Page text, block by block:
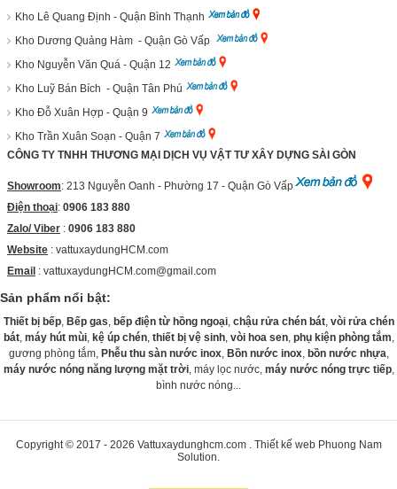
Kho Lê Quang Định - Quận Bình Thạnh
Kho Dương Quảng Hàm - Quận Gò Vấp
Kho Nguyễn Văn Quá - Quận 12
Kho Luỹ Bán Bích - Quận Tân Phú
Kho Đỗ Xuân Hợp - Quận 9
Kho Trần Xuân Soạn - Quận 7
CÔNG TY TNHH THƯƠNG MẠI DỊCH VỤ VẬT TƯ XÂY DỰNG SÀI GÒN
Showroom: 213 Nguyễn Oanh - Phường 17 - Quận Gò Vấp
Điện thoại: 0906 183 880
Zalo/ Viber : 0906 183 880
Website : vattuxaydungHCM.com
Email : vattuxaydungHCM.com@gmail.com
Sản phẩm nổi bật:
Thiết bị bếp, Bếp gas, bếp điện từ hồng ngoại, chậu rửa chén bát, vòi rửa chén
bát, máy hút mùi, kệ úp chén, thiết bị vệ sinh, vòi hoa sen, phụ kiện phòng tắm,
gương phòng tắm, Phễu thu sàn nước inox, Bồn nước inox, bồn nước nhựa,
máy nước nóng năng lượng mặt trời, máy lọc nước, máy nước nóng trực tiếp,
bình nước nóng...
Copyright © 2017 - 2026 Vattuxaydunghcm.com. Thiết kế web Phuong Nam
Solution.